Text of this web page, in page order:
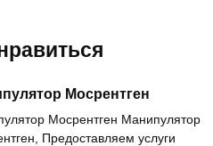
Мосрентген
Мосрентген Манипулятор
Предоставляем услуги